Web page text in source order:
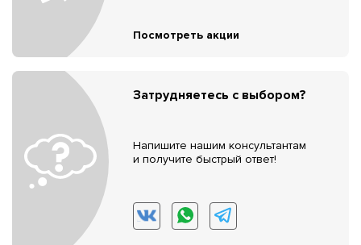
Посмотреть акции
Затрудняетесь с выбором?
Напишите нашим консультантам
и получите быстрый ответ!